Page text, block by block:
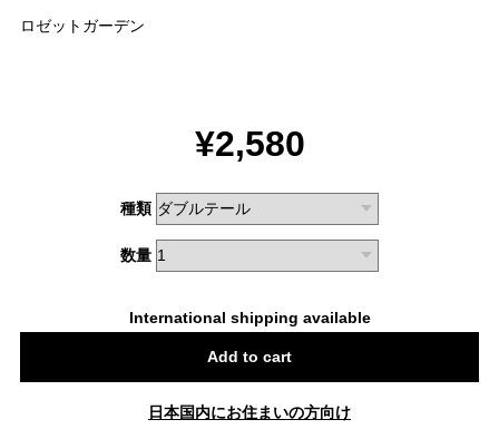
ロゼットガーデン
¥2,580
種類
数量
International shipping available
Add to cart
日本国内にお住まいの方向け